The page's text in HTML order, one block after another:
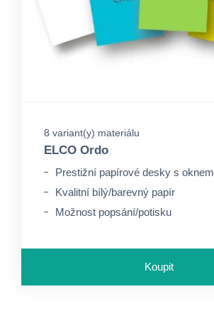
8 variant(y) materiálu
ELCO Ordo
Prestižní papírové desky s oknem
Kvalitní bílý/barevný papír
Možnost popsání/potisku
Koupit